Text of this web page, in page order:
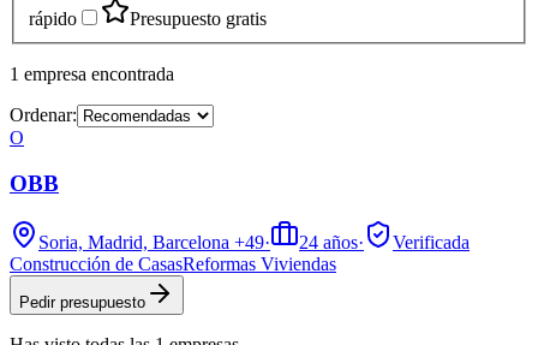
rápido
Presupuesto gratis
1 empresa encontrada
Ordenar:
O
OBB
Soria, Madrid, Barcelona +49· 24 años·
Verificada
Construcción de CasasReformas Viviendas
Pedir presupuesto